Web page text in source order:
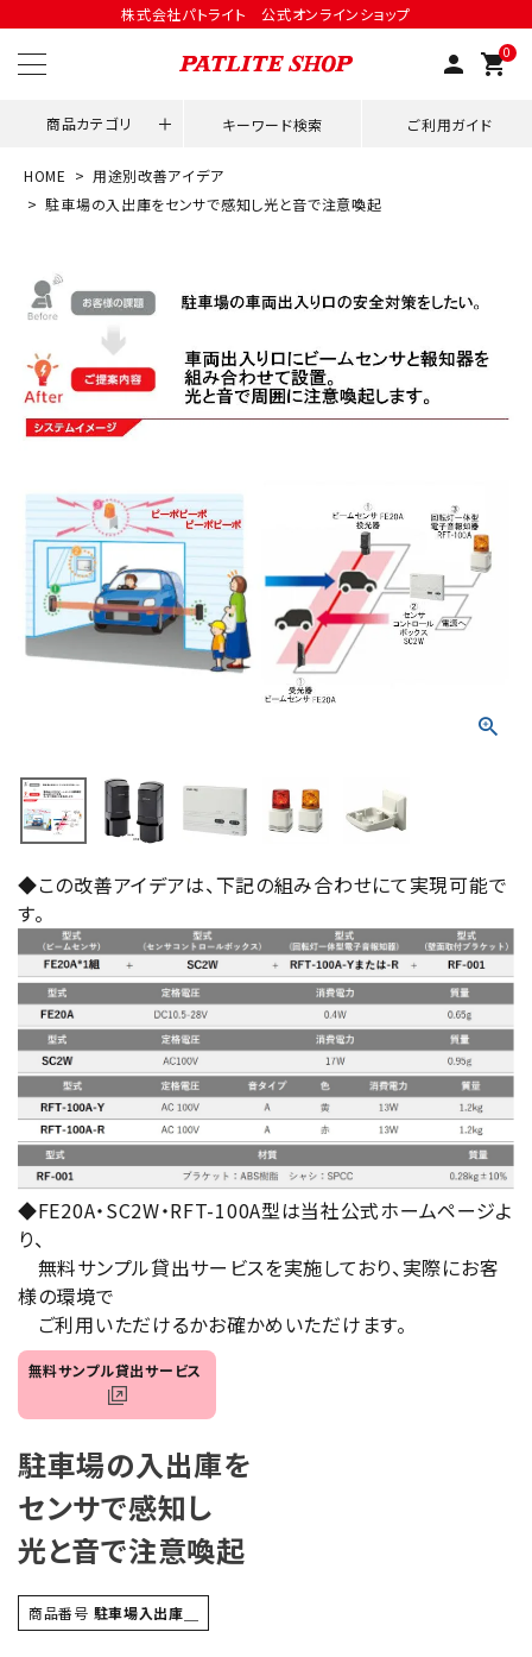
株式会社パトライト 公式オンラインショップ
person 0
shopping_cart
商品カテゴリ キーワード検索 ご利用ガイド
領収書発行はこちら
ACCOUNT MENU
ようこそ ゲスト 様
meeting_room ログイン person 会員登録
用途別改善アイデア
ネットワーク対応
積層信号灯
回転灯
流線型
光音一体型
センサ機器
散光式警光灯
オプション
製品選定の仕方
ガイドライン
パトライトカタログ
HOME
用途別改善アイデア
駐車場の入出庫をセンサで感知し光と音で注意喚起
◆この改善アイデアは、下記の組み合わせにて実現可能で
す。
◆FE20A・SC2W・RFT-100A型は当社公式ホームページよ
り、
無料サンプル貸出サービスを実施しており、実際にお客
様の環境で
ご利用いただけるかお確かめいただけます。
無料サンプル貸出サービス
駐車場の入出庫を
センサで感知し
光と音で注意喚起
商品番号 駐車場入出庫＿